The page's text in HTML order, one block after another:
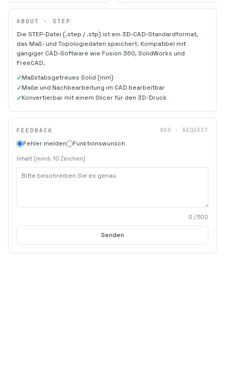
ABOUT · STEP
Die STEP-Datei (.step / .stp) ist ein 3D-CAD-Standardformat,
das Maß- und Topologiedaten speichert. Kompatibel mit
gängiger CAD-Software wie Fusion 360, SolidWorks und
FreeCAD.
Maßstabsgetreues Solid (mm)
Maße und Nachbearbeitung im CAD bearbeitbar
Konvertierbar mit einem Slicer für den 3D-Druck
FEEDBACK BUG · REQUEST
Fehler melden Funktionswunsch
Inhalt (mind. 10 Zeichen)
0 / 500
Senden